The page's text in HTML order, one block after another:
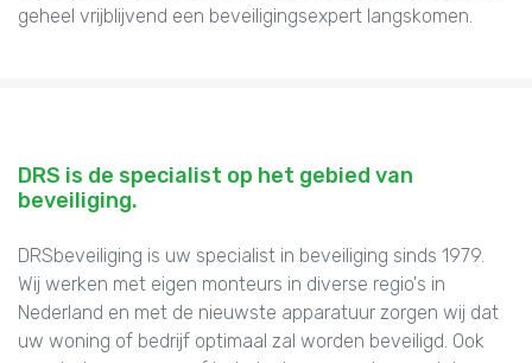
geheel vrijblijvend een beveiligingsexpert langskomen.
DRS is de specialist op het gebied van
beveiliging.
DRSbeveiliging is uw specialist in beveiliging sinds 1979.
Wij werken met eigen monteurs in diverse regio's in
Nederland en met de nieuwste apparatuur zorgen wij dat
uw woning of bedrijf optimaal zal worden beveiligd. Ook